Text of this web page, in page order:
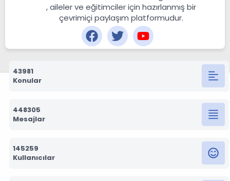
, aileler ve eğitimciler için hazırlanmış bir
çevrimiçi paylaşım platformudur.
43981
Konular
448305
Mesajlar
145259
Kullanıcılar